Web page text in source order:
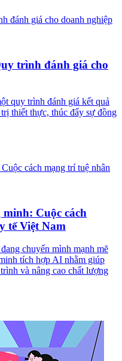
trình đánh giá cho
quy trình đánh giá kết quả
thiết thực, thúc đẩy sự đồng
Cuộc cách
tế Việt Nam
chuyển mình mạnh mẽ
tích hợp AI nhằm giúp
và nâng cao chất lượng